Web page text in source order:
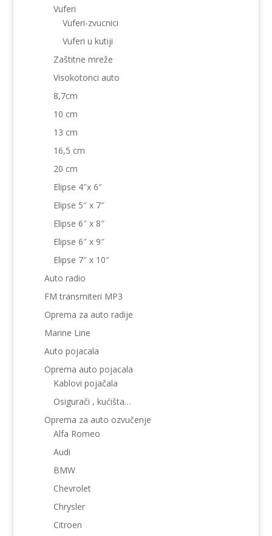
Vuferi
Vuferi-zvucnici
Vuferi u kutiji
Zaštitne mreže
Visokotonci auto
8,7cm
10 cm
13 cm
16,5 cm
20 cm
Elipse 4″x 6″
Elipse 5″ x 7″
Elipse 6″ x 8″
Elipse 6″ x 9″
Elipse 7″ x 10″
Auto radio
FM transmiteri MP3
Oprema za auto radije
Marine Line
Auto pojacala
Oprema auto pojacala
Kablovi pojačala
Osigurači , kućišta…
Oprema za auto ozvučenje
Alfa Romeo
Audi
BMW
Chevrolet
Chrysler
Citroen